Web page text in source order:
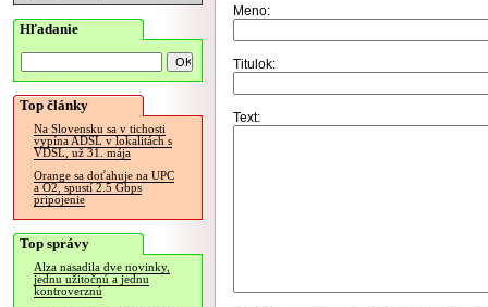
Hľadanie
Top články
Na Slovensku sa v tichosti
vypína ADSL v lokalitách s
VDSL, už 31. mája
Orange sa doťahuje na UPC
a O2, spustí 2.5 Gbps
pripojenie
Top správy
Alza nasadila dve novinky,
jednu užitočnú a jednu
kontroverznú
Meno:
Titulok:
Text: